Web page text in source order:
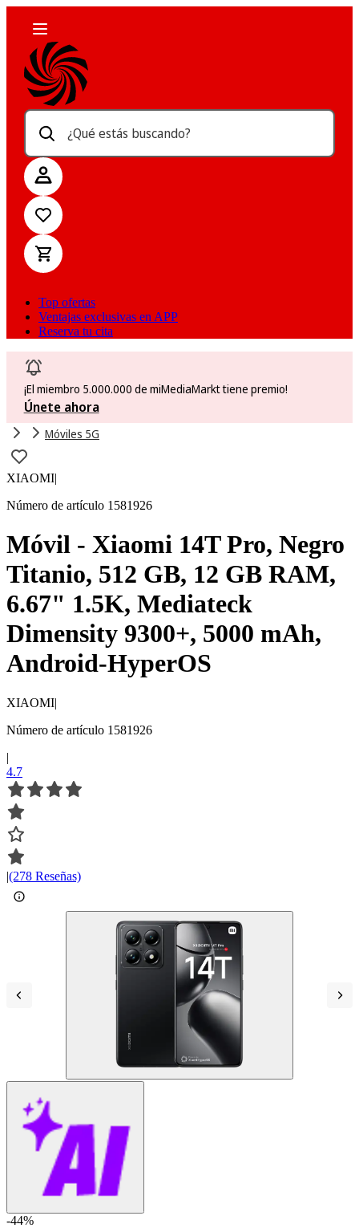
¿Qué estás buscando?
Top ofertas
Ventajas exclusivas en APP
Reserva tu cita
¡El miembro 5.000.000 de miMediaMarkt tiene premio!
Únete ahora
Móviles 5G
XIAOMI|
Número de artículo 1581926
Móvil - Xiaomi 14T Pro, Negro
Titanio, 512 GB, 12 GB RAM,
6.67" 1.5K, Mediateck
Dimensity 9300+, 5000 mAh,
Android-HyperOS
XIAOMI|
Número de artículo 1581926
|
4.7
|(278 Reseñas)
-44%